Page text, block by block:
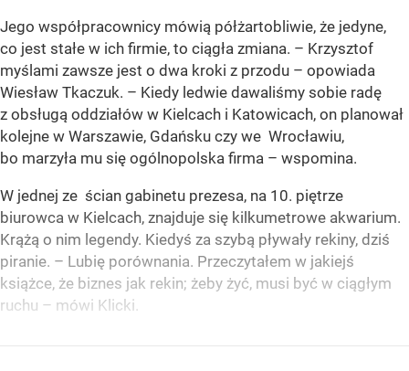
Jego współpracownicy mówią półżartobliwie, że jedyne,
co jest stałe w ich firmie, to ciągła zmiana. – Krzysztof
myślami zawsze jest o dwa kroki z przodu – opowiada
Wiesław Tkaczuk. – Kiedy ledwie dawaliśmy sobie radę
z obsługą oddziałów w Kielcach i Katowicach, on planował
kolejne w Warszawie, Gdańsku czy we Wrocławiu,
bo marzyła mu się ogólnopolska firma – wspomina.
W jednej ze ścian gabinetu prezesa, na 10. piętrze
biurowca w Kielcach, znajduje się kilkumetrowe akwarium.
Krążą o nim legendy. Kiedyś za szybą pływały rekiny, dziś
piranie. – Lubię porównania. Przeczytałem w jakiejś
książce, że biznes jak rekin; żeby żyć, musi być w ciągłym
ruchu – mówi Klicki.